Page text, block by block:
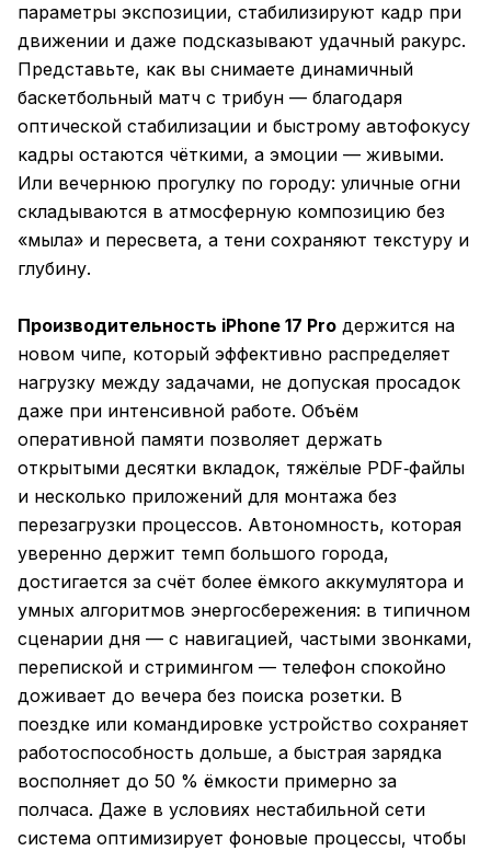
параметры экспозиции, стабилизируют кадр при
движении и даже подсказывают удачный ракурс.
Представьте, как вы снимаете динамичный
баскетбольный матч с трибун — благодаря
оптической стабилизации и быстрому автофокусу
кадры остаются чёткими, а эмоции — живыми.
Или вечернюю прогулку по городу: уличные огни
складываются в атмосферную композицию без
«мыла» и пересвета, а тени сохраняют текстуру и
глубину.
Производительность iPhone 17 Pro держится на
новом чипе, который эффективно распределяет
нагрузку между задачами, не допуская просадок
даже при интенсивной работе. Объём
оперативной памяти позволяет держать
открытыми десятки вкладок, тяжёлые PDF‑файлы
и несколько приложений для монтажа без
перезагрузки процессов. Автономность, которая
уверенно держит темп большого города,
достигается за счёт более ёмкого аккумулятора и
умных алгоритмов энергосбережения: в типичном
сценарии дня — с навигацией, частыми звонками,
перепиской и стримингом — телефон спокойно
доживает до вечера без поиска розетки. В
поездке или командировке устройство сохраняет
работоспособность дольше, а быстрая зарядка
восполняет до 50 % ёмкости примерно за
полчаса. Даже в условиях нестабильной сети
система оптимизирует фоновые процессы, чтобы